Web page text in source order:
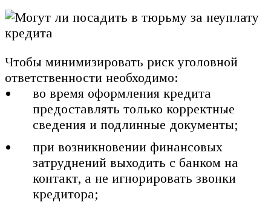
Чтобы минимизировать риск уголовной
ответственности необходимо:
во время оформления кредита
предоставлять только корректные
сведения и подлинные документы;
при возникновении финансовых
затруднений выходить с банком на
контакт, а не игнорировать звонки
кредитора;